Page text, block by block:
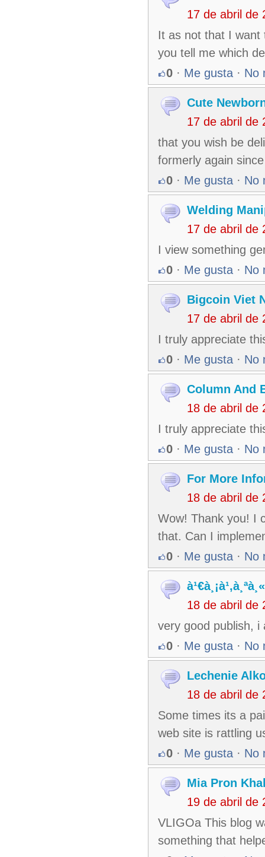
17 de abril de
It as not that I want
you tell me which
0 · Me gusta · No
Cute
17 de abril de
that you wish be
formerly again
0 · Me gusta · No
Welding
17 de abril de
I view something
0 · Me gusta · No
Bigcoin Viet
17 de abril de
I truly appreciate
0 · Me gusta · No
Column And
18 de abril de
I truly appreciate
0 · Me gusta · No
For More
18 de abril de
Wow! Thank you! I
that. Can I
0 · Me gusta · No
18 de abril de
very good publish, i
0 · Me gusta · No
Lechenie
18 de abril de
Some times its a
web site is rattling
0 · Me gusta · No
Mia Pron
19 de abril de
VLIGOa This blog
something that